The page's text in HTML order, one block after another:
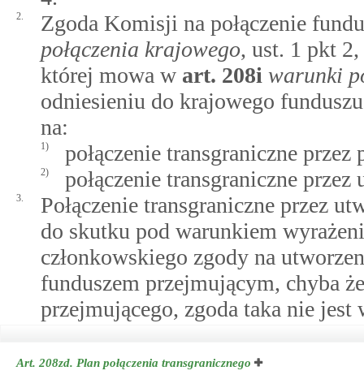
2.
Zgoda Komisji na połączenie
połączenia krajowego, ust. 1 pkt
której mowa w art. 208i warunki
odniesieniu do krajowego
na:
1) połączenie transgraniczne
2) połączenie transgraniczne
3.
Połączenie transgraniczne przez
do skutku pod warunkiem
członkowskiego zgody na
funduszem przejmującym, chyba
przejmującego, zgoda taka nie jest
Art. 208zd. Plan połączenia transgranicznego